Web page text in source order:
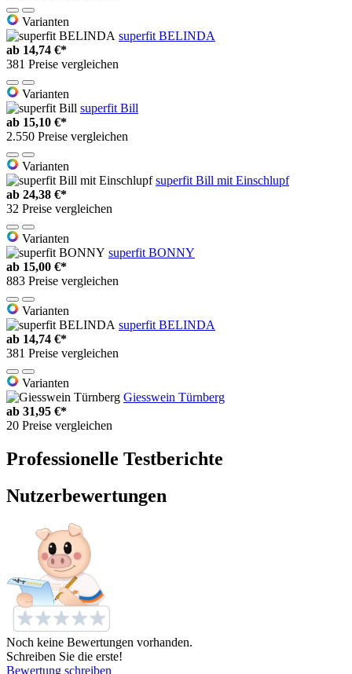
Varianten
superfit BELINDA
ab 14,74 €*
381 Preise vergleichen
Varianten
superfit Bill
ab 15,10 €*
2.550 Preise vergleichen
Varianten
superfit Bill mit Einschlupf
ab 24,38 €*
32 Preise vergleichen
Varianten
superfit BONNY
ab 15,00 €*
883 Preise vergleichen
Varianten
superfit BELINDA
ab 14,74 €*
381 Preise vergleichen
Varianten
Giesswein Türnberg
ab 31,95 €*
20 Preise vergleichen
Professionelle Testberichte
Nutzerbewertungen
Noch keine Bewertungen vorhanden.
Schreiben Sie die erste!
Bewertung schreiben